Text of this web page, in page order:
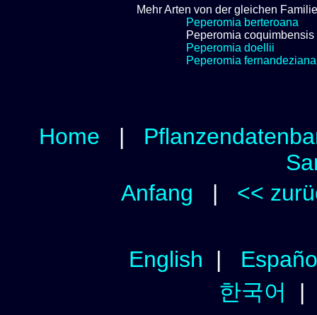
Mehr Arten von der gleichen
Peperomia berteroana
Peperomia coquimbensis
Peperomia doellii
Peperomia fernandeziana
Home |
Anfang | <<
English |
한국어